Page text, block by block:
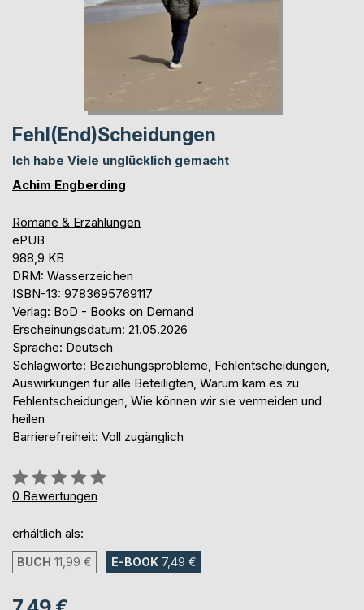
Fehl(End)Scheidungen
Ich habe Viele unglücklich gemacht
Achim Engberding
Romane & Erzählungen
ePUB
988,9 KB
DRM: Wasserzeichen
ISBN-13: 9783695769117
Verlag: BoD - Books on Demand
Erscheinungsdatum: 21.05.2026
Sprache: Deutsch
Schlagworte: Beziehungsprobleme, Fehlentscheidungen,
Auswirkungen für alle Beteiligten, Warum kam es zu
Fehlentscheidungen, Wie können wir sie vermeiden und
heilen
Barrierefreiheit: Voll zugänglich
Bewertung::
0%
0 Bewertungen
erhältlich als:
BUCH 11,99 € E-BOOK 7,49 €